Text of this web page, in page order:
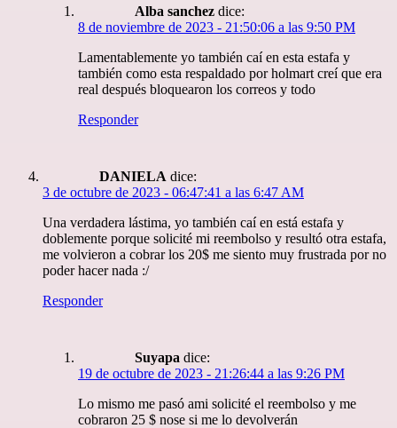
Alba sanchez dice:
8 de noviembre de 2023 - 21:50:06 a las 9:50 PM
Lamentablemente yo también caí en esta estafa y
también como esta respaldado por holmart creí que era
real después bloquearon los correos y todo
Responder
DANIELA dice:
3 de octubre de 2023 - 06:47:41 a las 6:47 AM
Una verdadera lástima, yo también caí en está estafa y
doblemente porque solicité mi reembolso y resultó otra estafa,
me volvieron a cobrar los 20$ me siento muy frustrada por no
poder hacer nada :/
Responder
Suyapa dice:
19 de octubre de 2023 - 21:26:44 a las 9:26 PM
Lo mismo me pasó ami solicité el reembolso y me
cobraron 25 $ nose si me lo devolverán